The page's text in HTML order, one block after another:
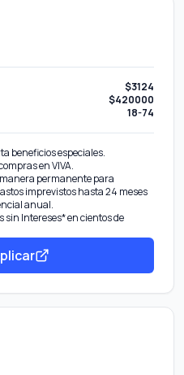
$3124
$420000
18-74
beneficios especiales.
en VIVA.
manera permanente para
imprevistos hasta 24 meses
anual.
sin Intereses* en cientos de